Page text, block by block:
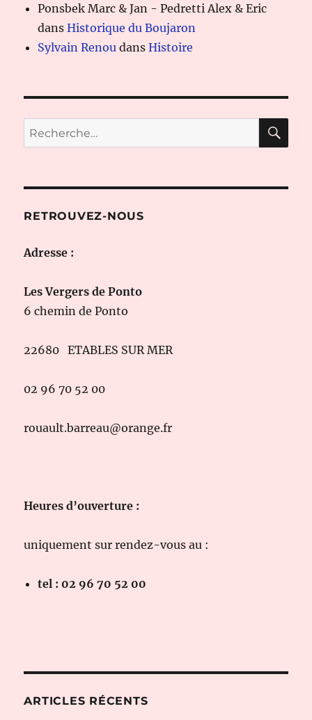
Ponsbek Marc & Jan - Pedretti Alex & Eric
dansHistorique du Boujaron
Sylvain Renou dansHistoire
Recherche
pour :
RETROUVEZ-NOUS
Adresse :
Les Vergers de Ponto
6 chemin de Ponto
22680 ETABLES SUR MER
02 96 70 52 00
rouault.barreau@orange.fr
Heures d’ouverture :
uniquement sur rendez-vous au :
tel : 02 96 70 52 00
ARTICLES RÉCENTS